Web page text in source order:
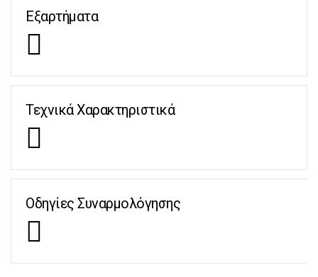
Εξαρτήματα
Τεχνικά Χαρακτηριστικά
Οδηγίες Συναρμολόγησης